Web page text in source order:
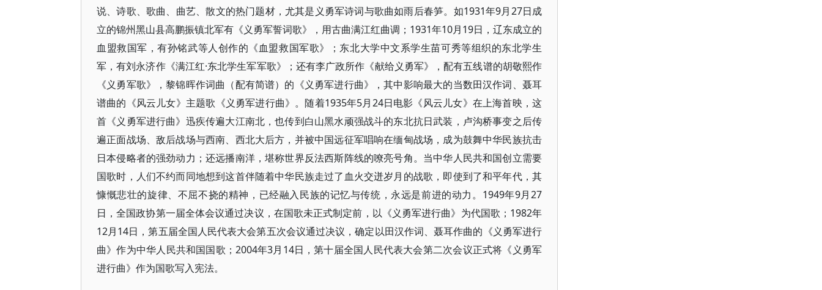
说、诗歌、歌曲、曲艺、散文的热门题材，尤其是义勇军诗词与歌曲如雨后春笋。如1931年9月27日成
立的锦州黑山县高鹏振镇北军有《义勇军誓词歌》，用古曲满江红曲调；1931年10月19日，辽东成立的
血盟救国军，有孙铭武等人创作的《血盟救国军歌》；东北大学中文系学生苗可秀等组织的东北学生
军，有刘永济作《满江红·东北学生军军歌》；还有李广政所作《献给义勇军》，配有五线谱的胡敬熙作
《义勇军歌》，黎锦晖作词曲（配有简谱）的《义勇军进行曲》，其中影响最大的当数田汉作词、聂耳
谱曲的《风云儿女》主题歌《义勇军进行曲》。随着1935年5月24日电影《风云儿女》在上海首映，这
首《义勇军进行曲》迅疾传遍大江南北，也传到白山黑水顽强战斗的东北抗日武装，卢沟桥事变之后传
遍正面战场、敌后战场与西南、西北大后方，并被中国远征军唱响在缅甸战场，成为鼓舞中华民族抗击
日本侵略者的强劲动力；还远播南洋，堪称世界反法西斯阵线的嘹亮号角。当中华人民共和国创立需要
国歌时，人们不约而同地想到这首伴随着中华民族走过了血火交迸岁月的战歌，即使到了和平年代，其
慷慨悲壮的旋律、不屈不挠的精神，已经融入民族的记忆与传统，永远是前进的动力。1949年9月27
日，全国政协第一届全体会议通过决议，在国歌未正式制定前，以《义勇军进行曲》为代国歌；1982年
12月14日，第五届全国人民代表大会第五次会议通过决议，确定以田汉作词、聂耳作曲的《义勇军进行
曲》作为中华人民共和国国歌；2004年3月14日，第十届全国人民代表大会第二次会议正式将《义勇军
进行曲》作为国歌写入宪法。